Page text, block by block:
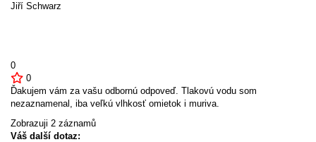
Jiří Schwarz
0
0
Ďakujem vám za vašu odbornú odpoveď. Tlakovú vodu som
nezaznamenal, iba veľkú vlhkosť omietok i muriva.
Zobrazuji 2 záznamů
Váš další dotaz: